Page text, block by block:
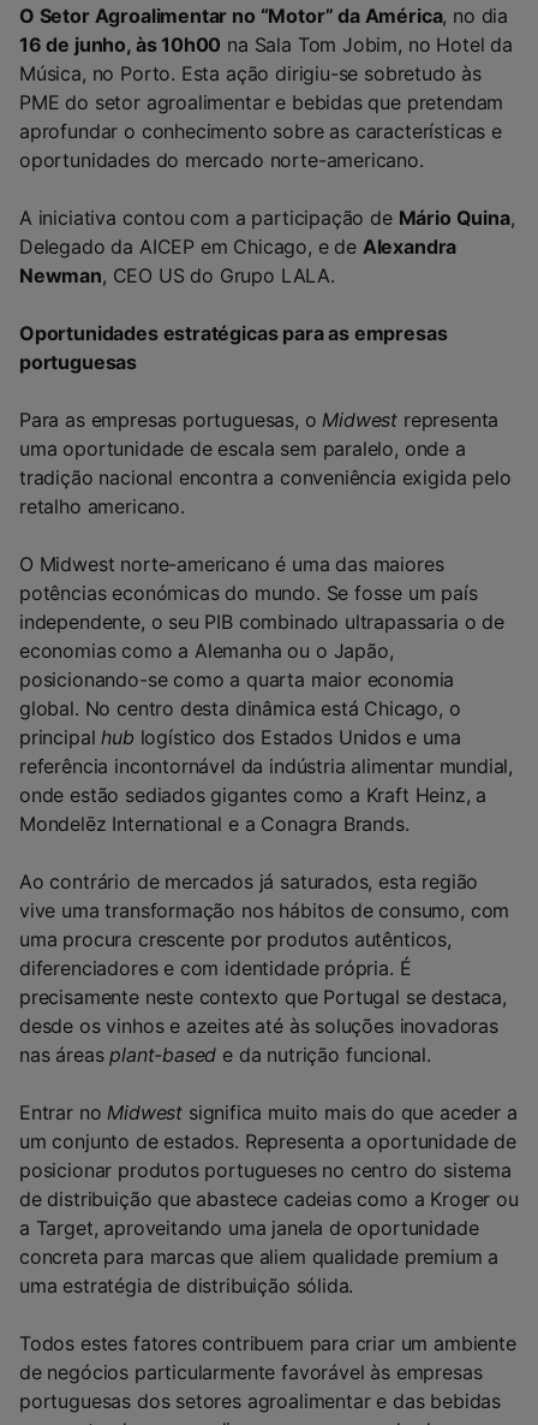
O Setor Agroalimentar no “Motor” da América, no dia
16 de junho, às 10h00 na Sala Tom Jobim, no Hotel da
Música, no Porto. Esta ação dirigiu-se sobretudo às
PME do setor agroalimentar e bebidas que pretendam
aprofundar o conhecimento sobre as características e
oportunidades do mercado norte-americano.
A iniciativa contou com a participação de Mário Quina,
Delegado da AICEP em Chicago, e de Alexandra
Newman, CEO US do Grupo LALA.
Oportunidades estratégicas para as empresas
portuguesas
Para as empresas portuguesas, oMidwest representa
uma oportunidade de escala sem paralelo, onde a
tradição nacional encontra a conveniência exigida pelo
retalho americano.
O Midwest norte-americano é uma das maiores
potências económicas do mundo. Se fosse um país
independente, o seu PIB combinado ultrapassaria o de
economias como a Alemanha ou o Japão,
posicionando-se como a quarta maior economia
global. No centro desta dinâmica está Chicago, o
principalhub logístico dos Estados Unidos e uma
referência incontornável da indústria alimentar mundial,
onde estão sediados gigantes como a Kraft Heinz, a
Mondelēz International e a Conagra Brands.
Ao contrário de mercados já saturados, esta região
vive uma transformação nos hábitos de consumo, com
uma procura crescente por produtos autênticos,
diferenciadores e com identidade própria. É
precisamente neste contexto que Portugal se destaca,
desde os vinhos e azeites até às soluções inovadoras
nas áreasplant-based e da nutrição funcional.
Entrar noMidwest significa muito mais do que aceder a
um conjunto de estados. Representa a oportunidade de
posicionar produtos portugueses no centro do sistema
de distribuição que abastece cadeias como a Kroger ou
a Target, aproveitando uma janela de oportunidade
concreta para marcas que aliem qualidade premium a
uma estratégia de distribuição sólida.
Todos estes fatores contribuem para criar um ambiente
de negócios particularmente favorável às empresas
portuguesas dos setores agroalimentar e das bebidas